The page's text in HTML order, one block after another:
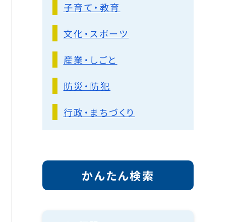
子育て・教育
文化・スポーツ
産業・しごと
防災・防犯
行政・まちづくり
かんたん検索